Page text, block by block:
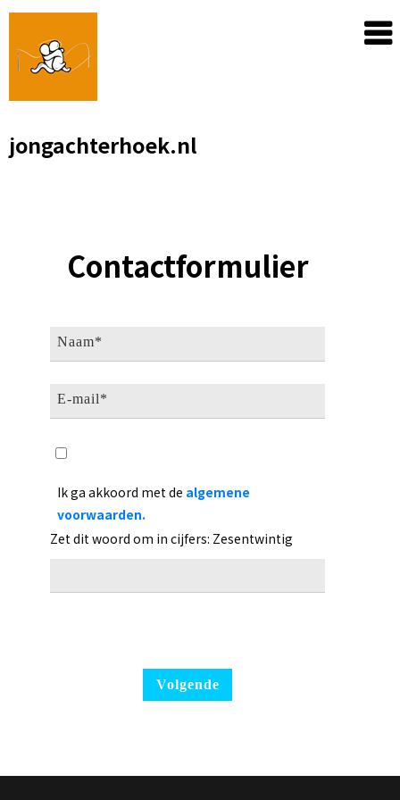
Skip
content
jongachterhoek.nl
Contactformulier
Ik ga akkoord met de algemene
voorwaarden.
Zet dit woord om in cijfers: Zesentwintig